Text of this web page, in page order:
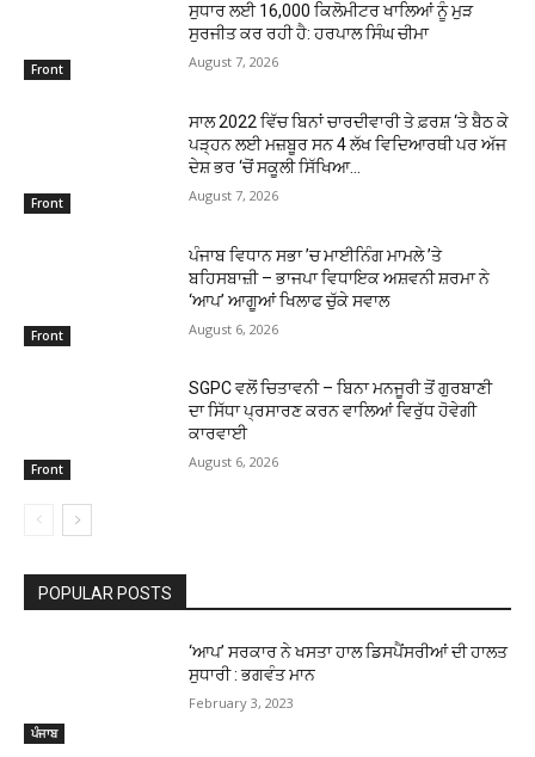
Front
ਸੁਧਾਰ ਲਈ 16,000 ਕਿਲੋਮੀਟਰ ਖਾਲਿਆਂ ਨੂੰ ਮੁੜ
ਸੁਰਜੀਤ ਕਰ ਰਹੀ ਹੈ: ਹਰਪਾਲ ਸਿੰਘ ਚੀਮਾ
August 7, 2026
Front
ਸਾਲ 2022 ਵਿੱਚ ਬਿਨਾਂ ਚਾਰਦੀਵਾਰੀ ਤੇ ਫ਼ਰਸ਼ ‘ਤੇ ਬੈਠ ਕੇ
ਪੜ੍ਹਨ ਲਈ ਮਜ਼ਬੂਰ ਸਨ 4 ਲੱਖ ਵਿਦਿਆਰਥੀ ਪਰ ਅੱਜ
ਦੇਸ਼ ਭਰ ‘ਚੋਂ ਸਕੂਲੀ ਸਿੱਖਿਆ...
August 7, 2026
Front
ਪੰਜਾਬ ਵਿਧਾਨ ਸਭਾ ’ਚ ਮਾਈਨਿੰਗ ਮਾਮਲੇ ’ਤੇ
ਬਹਿਸਬਾਜ਼ੀ – ਭਾਜਪਾ ਵਿਧਾਇਕ ਅਸ਼ਵਨੀ ਸ਼ਰਮਾ ਨੇ
‘ਆਪ’ ਆਗੂਆਂ ਖਿਲਾਫ ਚੁੱਕੇ ਸਵਾਲ
August 6, 2026
Front
SGPC ਵਲੋਂ ਚਿਤਾਵਨੀ – ਬਿਨਾ ਮਨਜੂਰੀ ਤੋਂ ਗੁਰਬਾਣੀ
ਦਾ ਸਿੱਧਾ ਪ੍ਰਸਾਰਣ ਕਰਨ ਵਾਲਿਆਂ ਵਿਰੁੱਧ ਹੋਵੇਗੀ
ਕਾਰਵਾਈ
August 6, 2026
POPULAR POSTS
ਪੰਜਾਬ
‘ਆਪ’ ਸਰਕਾਰ ਨੇ ਖਸਤਾ ਹਾਲ ਡਿਸਪੈਂਸਰੀਆਂ ਦੀ ਹਾਲਤ
ਸੁਧਾਰੀ : ਭਗਵੰਤ ਮਾਨ
February 3, 2023